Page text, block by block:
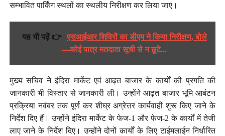
सम्भावित पार्किंग स्थलों का स्थलीय निरीक्षण कर लिया जाए।
यह भी पढ़ें 👉 एसआईआर शिविरों का डीएम ने किया निरीक्षण, बोले
—कोई पात्र मतदाता सूची से न छूटे...
मुख्य सचिव ने इंदिरा मार्केट एवं आढ़त बाजार के कार्यों की प्रगति की
जानकारी भी विस्तार से जानकारी ली। उन्होंने आढ़त बाजार भूमि आबंटन
प्रक्रिया नवंबर तक पूर्ण कर शीघ्र अग्रेत्तर कार्यवाही शुरू किए जाने के
निर्देश दिए हैं। उन्होंने इंदिरा मार्केट के फेज-1 और फेज-2 के कार्यों में तेजी
लाए जाने के निर्देश दिए। उन्होंने दोनों कार्यों के लिए टाईमलाईन निर्धारित